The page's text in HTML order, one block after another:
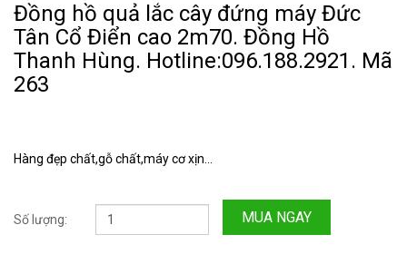
Đồng hồ quả lắc cây đứng máy Đức
Tân Cổ Điển cao 2m70. Đồng Hồ
Thanh Hùng. Hotline:096.188.2921. Mã
263
Hàng đẹp chất,gỗ chất,máy cơ xịn...
Số lượng: MUA NGAY